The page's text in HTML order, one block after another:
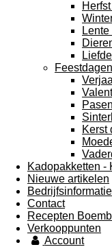
Kerst
Kadopakketten -
Nieuwe artikelen
Bedrijfsinformatie
Contact
Recepten
Verkooppunten
Account